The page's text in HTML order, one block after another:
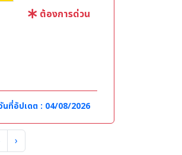
ต้องการด่วน
นที่อัปเดต : 04/08/2026
›